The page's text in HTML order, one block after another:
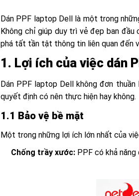
Dán PPF laptop Dell là một trong
Không chỉ giúp duy trì vẻ đẹp ban đầu
phá tất tần tật thông tin liên quan đến
1. Lợi ích của việc dán
Dán PPF laptop Dell không đơn
quyết định có nên thực hiện hay không.
1.1 Bảo vệ bề mặt
Một trong những lợi ích lớn nhất của
Chống trầy xước:PPF có khả